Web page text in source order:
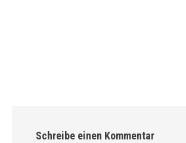
Schreibe einen Kommentar